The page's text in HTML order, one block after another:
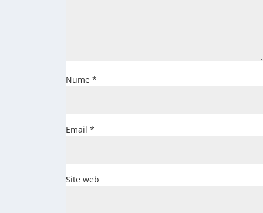
Nume *
Email *
Site web